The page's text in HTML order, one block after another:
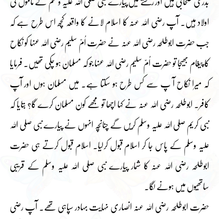
بدری صحابی ہیں اور رشتے میں پیارے نبی صلی اللہ علیہ وسلم کے ماموں کی
اولاد ہیں۔ آپ رضی اللہ عنہ کا اسلام لانے کا واقعہ کچھ اس طرح ہے کہ
جب حضرت ابوطلحہ رضی اللہ عنہ نے حضرت اُمّ سلیم رضی اللہ عنہا کو نکاح
کا پیغام بھیجا تو حضرت اُمّ سلیم رضی اللہ عنہا جو کہ مسلمان ہو چکی تھیں۔ فرمایا
کہ میرا نکاح آ پ سے کس طرح ہو سکتا ہے۔ میں مسلمان ہوں اور آپ
کافر۔ ابوطلحہ رضی اللہ عنہ نے کہا اچھا تو مجھے کون مسلمان کرے گا؟ بتایا کہ
نبی کریم صلی اللہ علیہ وسلم کریں گے چنانچہ انہوں نے پیارے نبی صلی اللہ
علیہ وسلم کے پاس جا کر اسلام قبول کرلیا۔ اسلام قبول کرتے ہی حضرت
ابوطلحہ رضی اللہ عنہ کا شمار پیارے نبی صلی اللہ علیہ وسلم کے قریبی
ساتھیوں میں ہونے لگا۔
حضرت ابوطلحہ رضی اللہ عنہ انصاری نہایت بہادر سپاہی تھے۔ آپ رضی